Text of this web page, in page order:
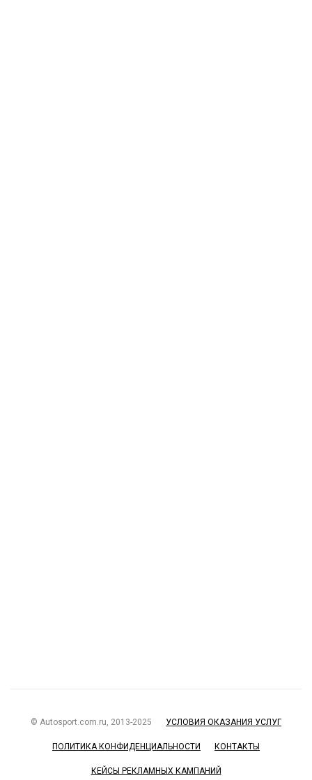
© Autosport.com.ru, 2013-2025 УСЛОВИЯ ОКАЗАНИЯ УСЛУГ
ПОЛИТИКА КОНФИДЕНЦИАЛЬНОСТИ КОНТАКТЫ
КЕЙСЫ РЕКЛАМНЫХ КАМПАНИЙ